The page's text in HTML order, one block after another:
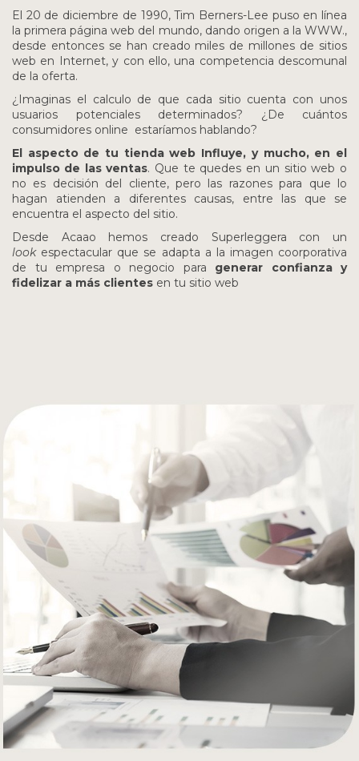
El 20 de diciembre de 1990, Tim Berners-Lee puso en línea
la primera página web del mundo, dando origen a la WWW.,
desde entonces se han creado miles de millones de sitios
web en Internet, y con ello, una competencia descomunal
de la oferta.
¿Imaginas el calculo de que cada sitio cuenta con unos
usuarios potenciales determinados? ¿De cuántos
consumidores online estaríamos hablando?
El aspecto de tu tienda web Influye, y mucho, en el
impulso de las ventas. Que te quedes en un sitio web o
no es decisión del cliente, pero las razones para que lo
hagan atienden a diferentes causas, entre las que se
encuentra el aspecto del sitio.
Desde Acaao hemos creado Superleggera con un
lookespectacular que se adapta a la imagen coorporativa
de tu empresa o negocio para generar confianza y
fidelizar a más clientes en tu sitio web